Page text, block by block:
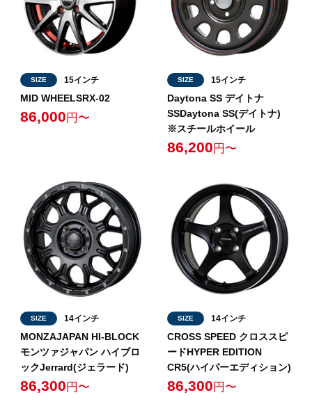
SIZE 15インチ
MID WHEELSRX-02
86,000 円〜
SIZE 15インチ
Daytona SS デイトナ
SSDaytona SS(デイトナ)
※スチールホイール
86,200 円〜
SIZE 14インチ
MONZAJAPAN HI-BLOCK
モンツァジャパン ハイブロ
ックJerrard(ジェラード)
86,300 円〜
SIZE 14インチ
CROSS SPEED クロススピ
ードHYPER EDITION
CR5(ハイパーエディション)
86,300 円〜